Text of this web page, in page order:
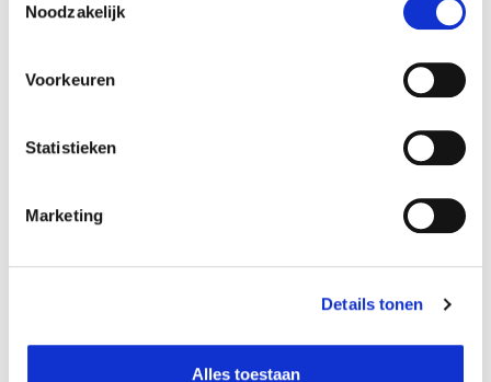
Noodzakelijk
Voorkeuren
Statistieken
Marketing
Details tonen
Alles toestaan
€ 5,49 €2,75